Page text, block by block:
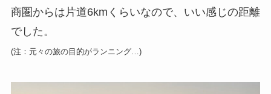
商圏からは片道6kmくらいなので、いい感じの距離
でした。
(注：元々の旅の目的がランニング…)